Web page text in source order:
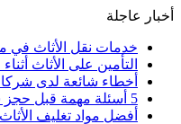
أخبار عاجلة
خدمات نقل الأثاث في
التأمين على الأثاث
أخطاء شائعة لدى
5 أسئلة مهمة قبل حجز شركة نقل أثاث
أفضل مواد تغليف